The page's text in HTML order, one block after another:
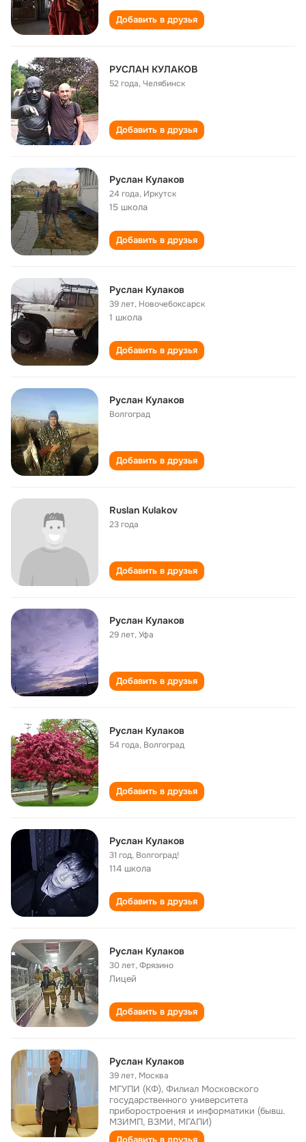
Добавить в друзья
РУСЛАН КУЛАКОВ
52 года,Челябинск
Добавить в друзья
Руслан Кулаков
24 года, Иркутск
15 школа
Добавить в друзья
Руслан Кулаков
39 лет, Новочебоксарск
1 школа
Добавить в друзья
Руслан Кулаков
Волгоград
Добавить в друзья
Ruslan Kulakov
23 года
Добавить в друзья
Руслан Кулаков
29 лет,Уфа
Добавить в друзья
Руслан Кулаков
54 года, Волгоград
Добавить в друзья
Руслан Кулаков
31 год, Волгоград!
114 школа
Добавить в друзья
Руслан Кулаков
30 лет,Фрязино
Лицей
Добавить в друзья
Руслан Кулаков
39 лет, Москва
МГУПИ (КФ), Филиал Московского
государственного университета
приборостроения и информатики (бывш.
МЗИМП, ВЗМИ, МГАПИ)
Добавить в друзья